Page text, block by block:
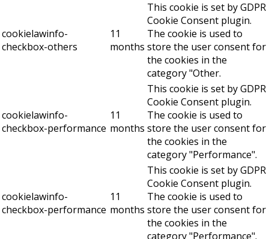
cookielawinfo-
checkbox-others
11
months
This cookie is set by GDPR
Cookie Consent plugin.
The cookie is used to
store the user consent for
the cookies in the
category "Other.
cookielawinfo-
checkbox-performance
11
months
This cookie is set by GDPR
Cookie Consent plugin.
The cookie is used to
store the user consent for
the cookies in the
category "Performance".
cookielawinfo-
checkbox-performance
11
months
This cookie is set by GDPR
Cookie Consent plugin.
The cookie is used to
store the user consent for
the cookies in the
category "Performance".